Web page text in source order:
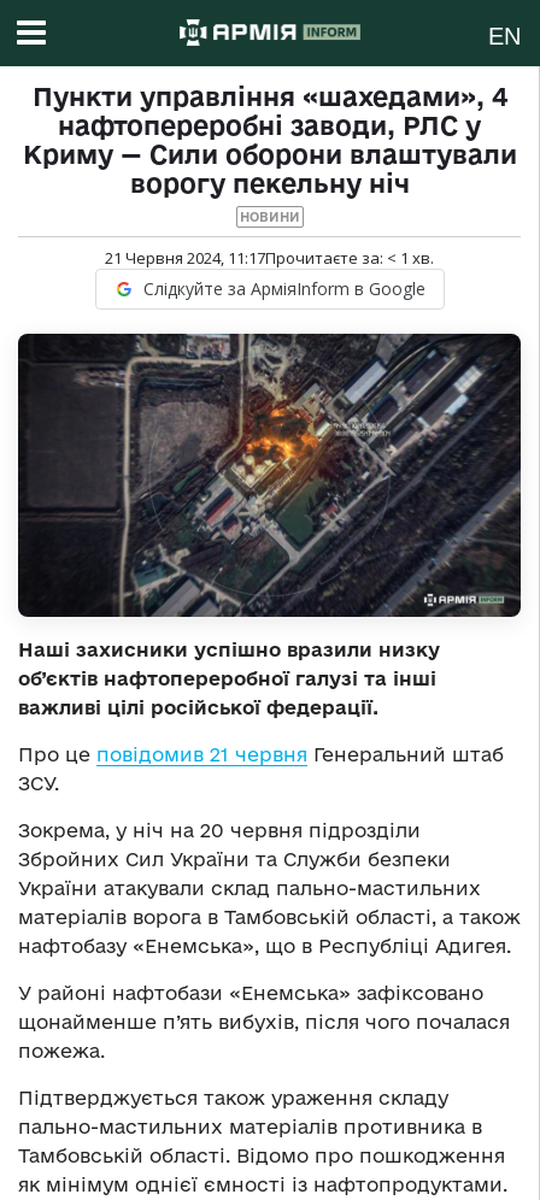
EN
Пункти управління «шахедами», 4
нафтопереробні заводи, РЛС у
Криму — Сили оборони влаштували
ворогу пекельну ніч
НОВИНИ
21 Червня 2024, 11:17Прочитаєте за: < 1 хв.
Слідкуйте за АрміяInform в Google
Наші захисники успішно вразили низку
об’єктів нафтопереробної галузі та інші
важливі цілі російської федерації.
Про це повідомив 21 червня Генеральний штаб
ЗСУ.
Зокрема, у ніч на 20 червня підрозділи
Збройних Сил України та Служби безпеки
України атакували склад пально-мастильних
матеріалів ворога в Тамбовській області, а також
нафтобазу «Енемська», що в Республіці Адигея.
У районі нафтобази «Енемська» зафіксовано
щонайменше п’ять вибухів, після чого почалася
пожежа.
Підтверджується також ураження складу
пально-мастильних матеріалів противника в
Тамбовській області. Відомо про пошкодження
як мінімум однієї ємності із нафтопродуктами.